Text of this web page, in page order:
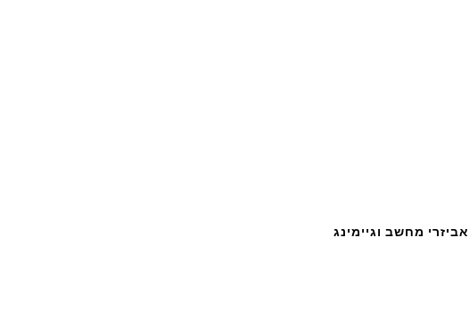
אביזרי מחשב וגיימינג